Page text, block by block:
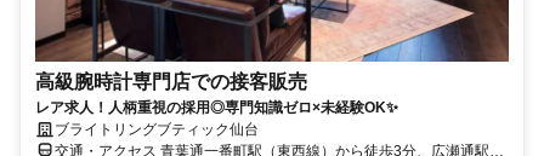
高級腕時計専門店での接客販売
レア求人！人柄重視の採用◎専門知識ゼロ×未経験OK✨
ブライトリングブティック仙台
交通・アクセス 青葉通一番町駅（東西線）から徒歩3分、広瀬通駅